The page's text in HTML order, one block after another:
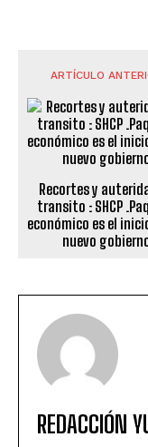
ARTÍCULO
Recortes y
transito : SHCP
económico es el
nuevo
REDACCIÓN